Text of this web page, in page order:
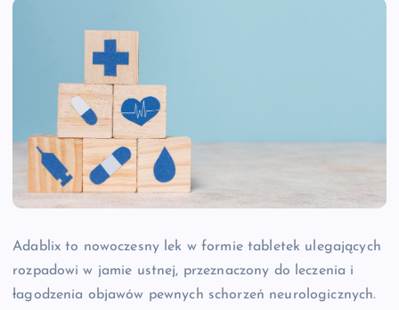
Adablix to nowoczesny lek w formie tabletek ulegających
rozpadowi w jamie ustnej, przeznaczony do leczenia i
łagodzenia objawów pewnych schorzeń neurologicznych.